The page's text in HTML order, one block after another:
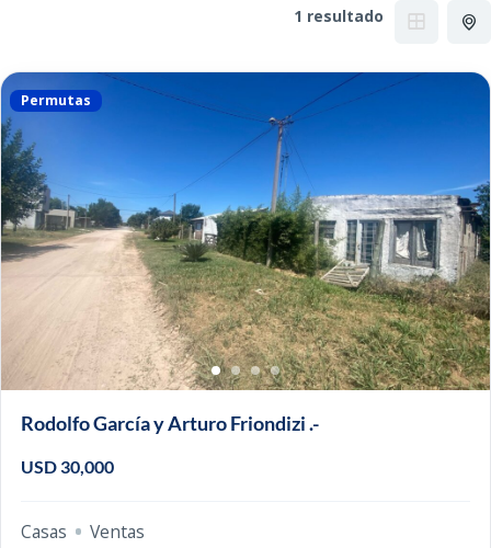
1 resultado
Permutas
Rodolfo García y Arturo Friondizi .-
USD 30,000
Casas Ventas